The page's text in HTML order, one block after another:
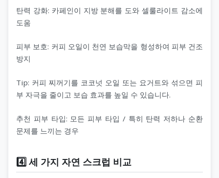
탄력 강화: 카페인이 지방 분해를 도와 셀룰라이트 감소에
도움
피부 보호: 커피 오일이 천연 보습막을 형성하여 피부 건조
방지
Tip: 커피 찌꺼기를 코코넛 오일 또는 요거트와 섞으면 피
부 자극을 줄이고 보습 효과를 높일 수 있습니다.
추천 피부 타입: 모든 피부 타입 / 특히 탄력 저하나 순환
문제를 느끼는 경우
4️⃣ 세 가지 자연 스크럽 비교